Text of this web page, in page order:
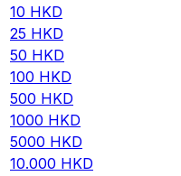
10 HKD
25 HKD
50 HKD
100 HKD
500 HKD
1000 HKD
5000 HKD
10.000 HKD